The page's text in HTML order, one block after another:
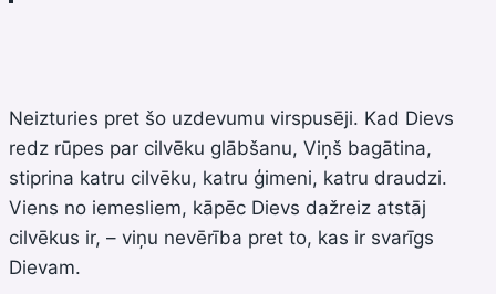
Neizturies pret šo uzdevumu virspusēji. Kad Dievs
redz rūpes par cilvēku glābšanu, Viņš bagātina,
stiprina katru cilvēku, katru ģimeni, katru draudzi.
Viens no iemesliem, kāpēc Dievs dažreiz atstāj
cilvēkus ir, – viņu nevērība pret to, kas ir svarīgs
Dievam.